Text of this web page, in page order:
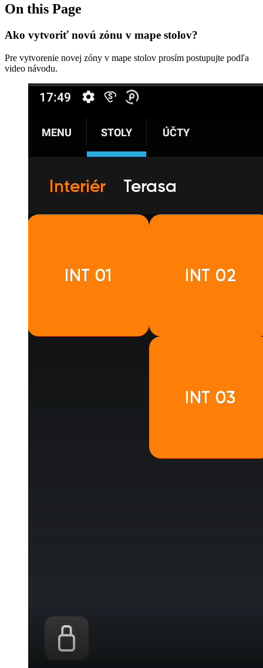
On this Page
Ako vytvoriť novú zónu v mape stolov?
Pre vytvorenie novej zóny v mape stolov prosím postupujte podľa
video návodu.